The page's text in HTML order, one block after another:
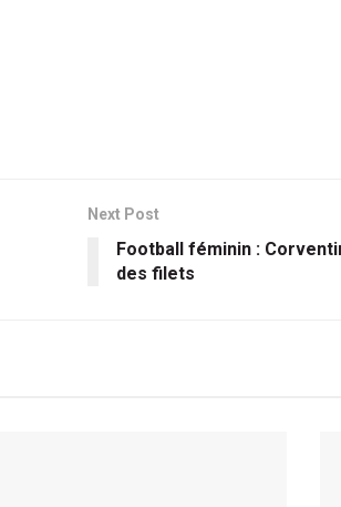
Next Post
Football féminin :
des filets